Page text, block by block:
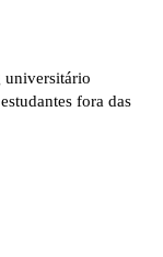
universitário
fora das